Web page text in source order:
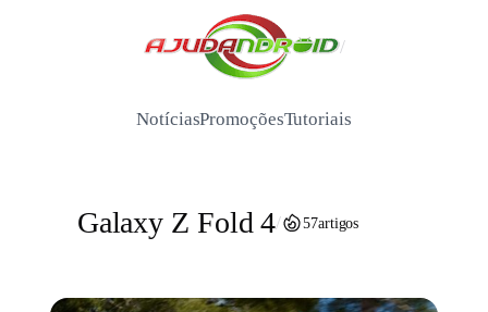
/
NotíciasPromoçõesTutoriais
Galaxy Z Fold 4/ 57artigos